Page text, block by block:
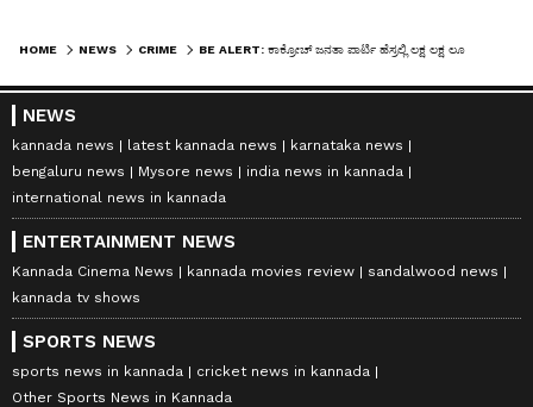
HOME NEWS CRIME
NEWS
kannada news latest kannada news
karnataka news
bengaluru news
Mysore news
india news in kannada
international news in kannada
ENTERTAINMENT NEWS
Kannada Cinema News kannada movies review
sandalwood news
kannada tv shows
SPORTS NEWS
sports news in kannada
cricket news in kannada
Other Sports News in Kannada